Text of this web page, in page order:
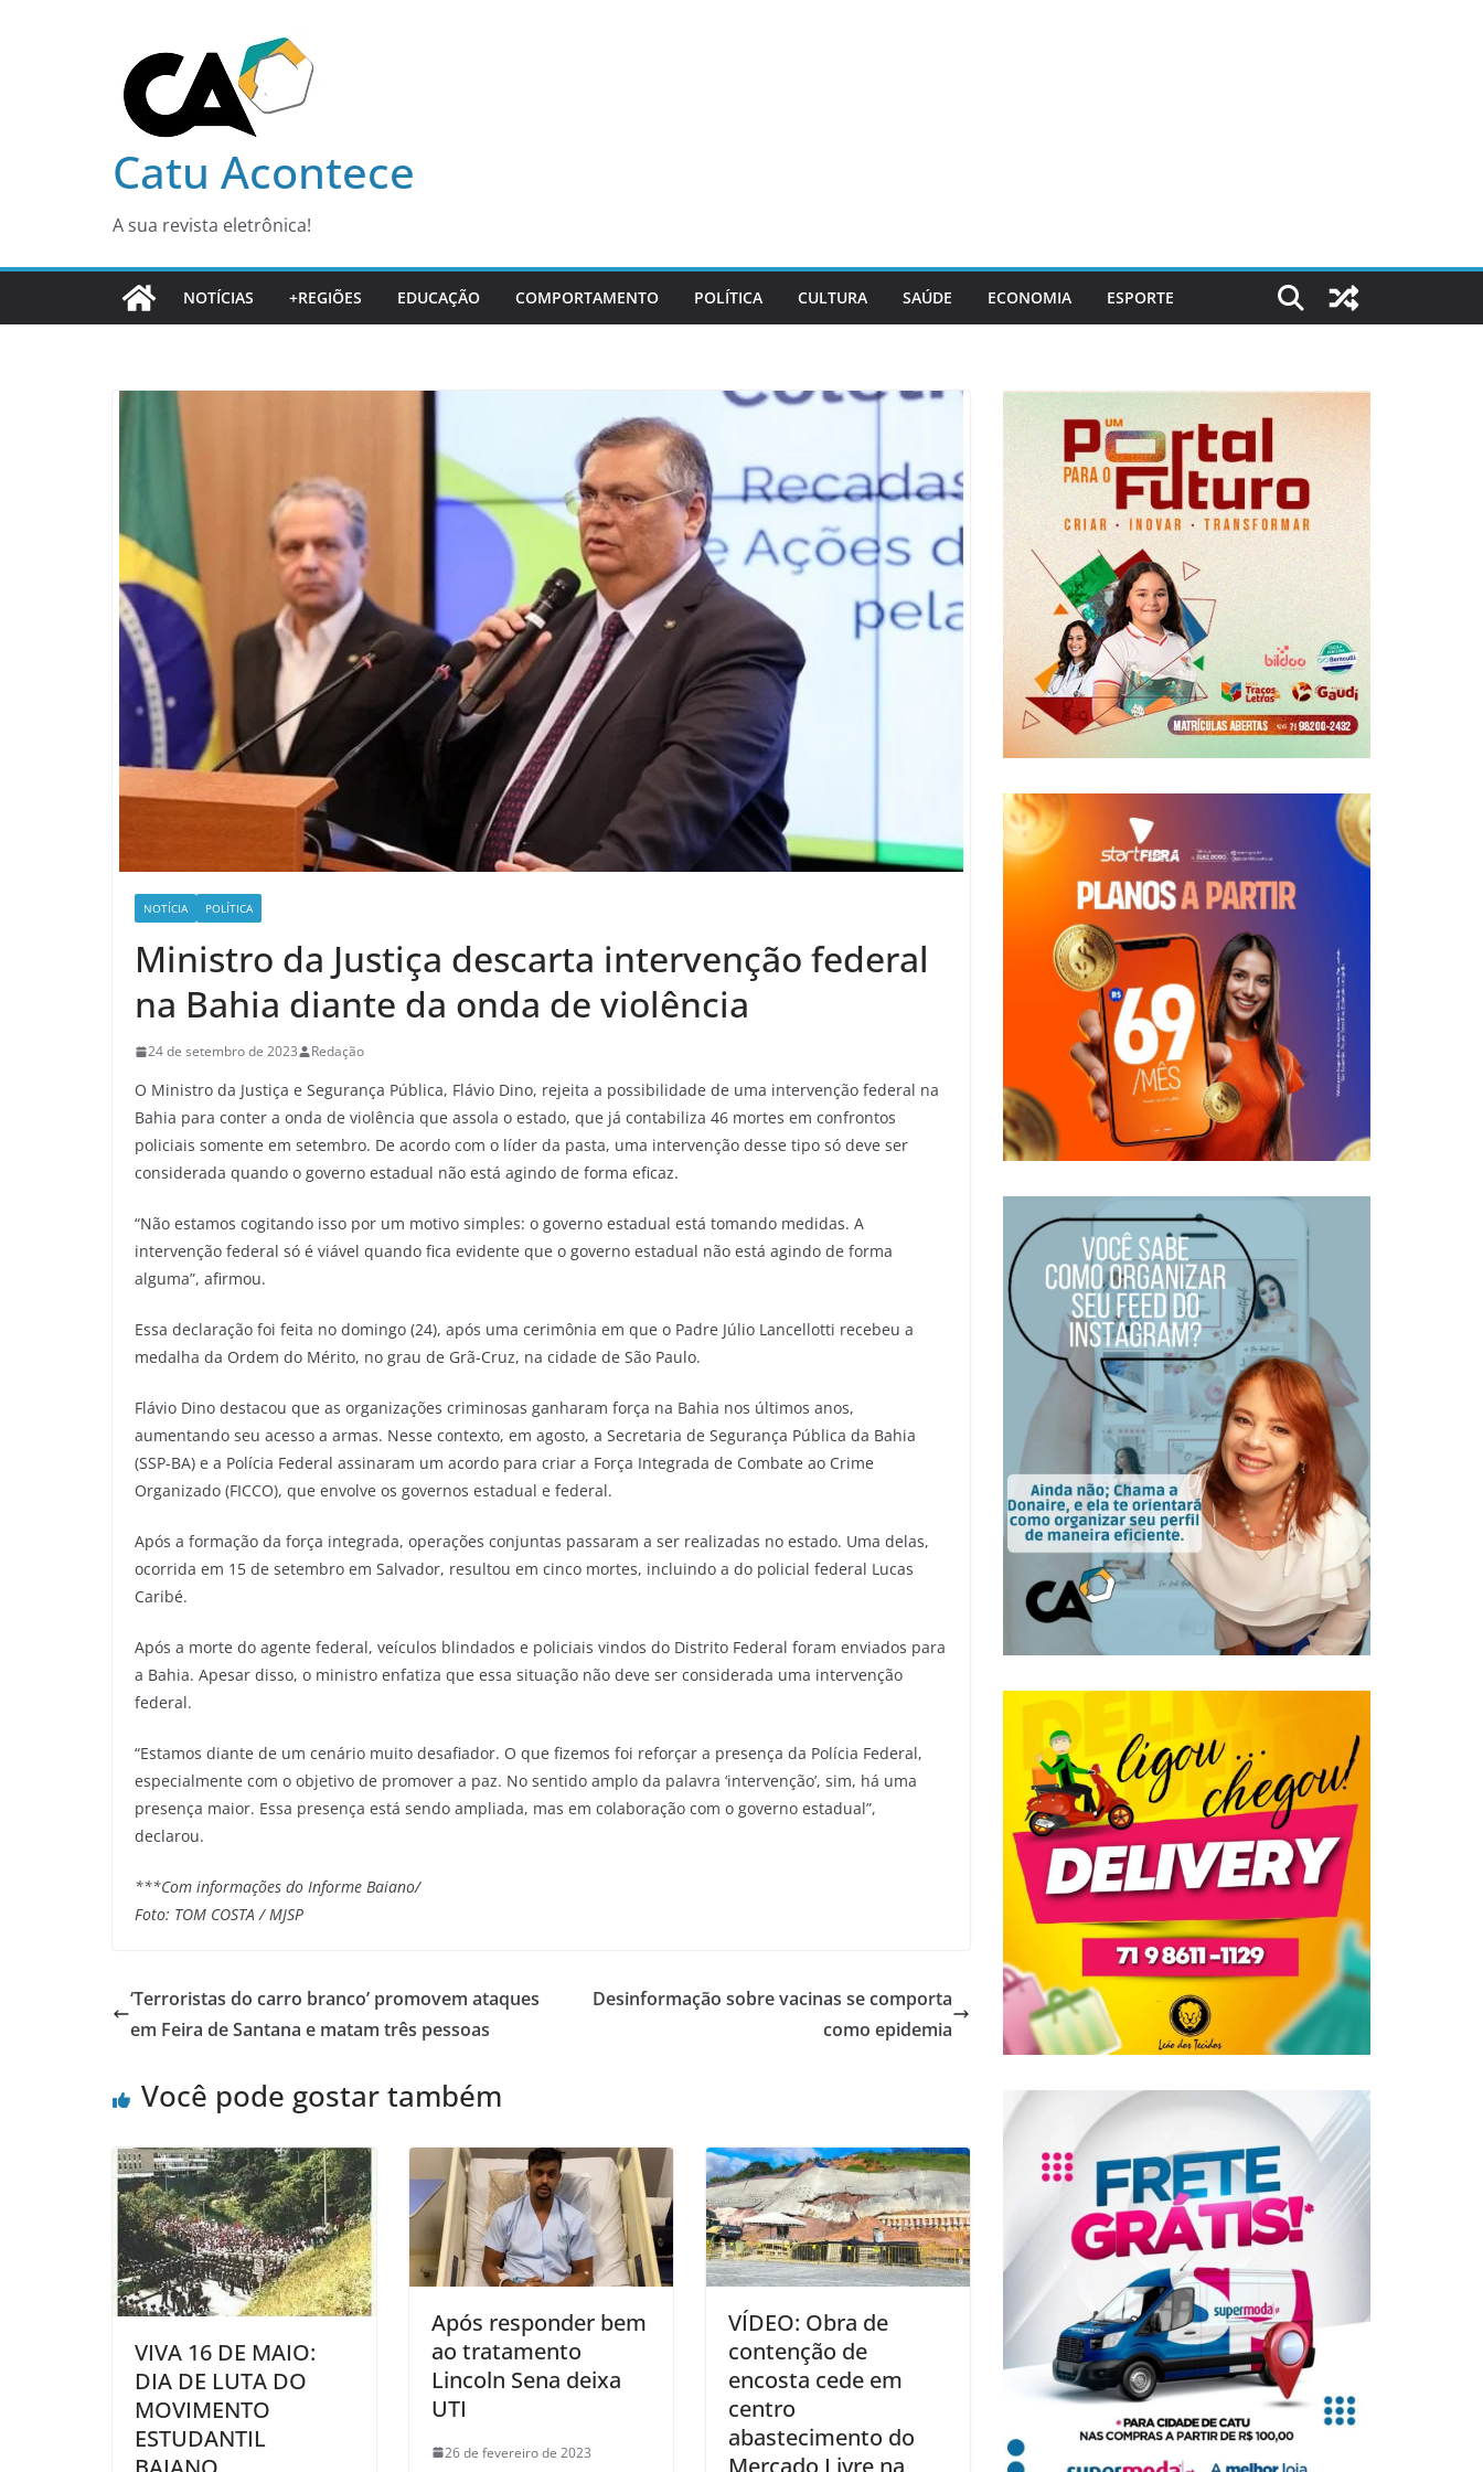
Catu Acontece
A sua revista eletrônica!
NOTÍCIAS +REGIÕES EDUCAÇÃO COMPORTAMENTO POLÍTICA CULTURA SAÚDE ECONOMIA ESPORTE
NOTÍCIA POLÍTICA
Ministro da Justiça descarta intervenção federal
na Bahia diante da onda de violência
24 de setembro de 2023 Redação
O Ministro da Justiça e Segurança Pública, Flávio Dino, rejeita a possibilidade de uma intervenção federal na
Bahia para conter a onda de violência que assola o estado, que já contabiliza 46 mortes em confrontos
policiais somente em setembro. De acordo com o líder da pasta, uma intervenção desse tipo só deve ser
considerada quando o governo estadual não está agindo de forma eficaz.
“Não estamos cogitando isso por um motivo simples: o governo estadual está tomando medidas. A
intervenção federal só é viável quando fica evidente que o governo estadual não está agindo de forma
alguma”, afirmou.
Essa declaração foi feita no domingo (24), após uma cerimônia em que o Padre Júlio Lancellotti recebeu a
medalha da Ordem do Mérito, no grau de Grã-Cruz, na cidade de São Paulo.
Flávio Dino destacou que as organizações criminosas ganharam força na Bahia nos últimos anos,
aumentando seu acesso a armas. Nesse contexto, em agosto, a Secretaria de Segurança Pública da Bahia
(SSP-BA) e a Polícia Federal assinaram um acordo para criar a Força Integrada de Combate ao Crime
Organizado (FICCO), que envolve os governos estadual e federal.
Após a formação da força integrada, operações conjuntas passaram a ser realizadas no estado. Uma delas,
ocorrida em 15 de setembro em Salvador, resultou em cinco mortes, incluindo a do policial federal Lucas
Caribé.
Após a morte do agente federal, veículos blindados e policiais vindos do Distrito Federal foram enviados para
a Bahia. Apesar disso, o ministro enfatiza que essa situação não deve ser considerada uma intervenção
federal.
“Estamos diante de um cenário muito desafiador. O que fizemos foi reforçar a presença da Polícia Federal,
especialmente com o objetivo de promover a paz. No sentido amplo da palavra ‘intervenção’, sim, há uma
presença maior. Essa presença está sendo ampliada, mas em colaboração com o governo estadual”,
declarou.
***Com informações do Informe Baiano/
Foto: TOM COSTA / MJSP
‘Terroristas do carro branco’ promovem ataques
em Feira de Santana e matam três pessoas
Desinformação sobre vacinas se comporta
como epidemia
Você pode gostar também
VIVA 16 DE MAIO:
DIA DE LUTA DO
MOVIMENTO
ESTUDANTIL
Após responder bem
ao tratamento
Lincoln Sena deixa
UTI
26 de fevereiro de 2023
VÍDEO: Obra de
contenção de
encosta cede em
centro
abastecimento do
Mercado Livre na